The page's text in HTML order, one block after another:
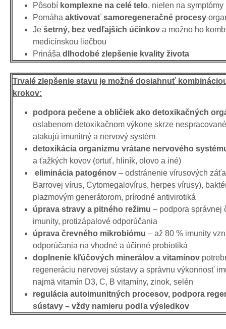
Pôsobí komplexne na celé telo, nielen na symptómy
Pomáha aktivovať samoregeneračné procesy
Je šetrný, bez vedľajších účinkov a možno ho
medicínskou liečbou
Prináša dlhodobé zlepšenie kvality života
Trvalé zlepšenie stavu je možné dosiahnuť
krokov:
podpora pečene a obličiek ako detoxikačných
oslabenom detoxikačnom výkone skrze
atakujú imunitný a nervový systém
detoxikácia organizmu vrátane nervového
a ťažkých kovov (ortuť, hliník, olovo a iné)
eliminácia patogénov – odstránenie vírusových
Barrovej vírus, Cytomegalovírus, herpes vírusy),
plazmovým generátorom, prírodné antivirotiká
úprava stravy a pitného režimu – podpora správnej
imunity, protizápalové odporúčania
úprava črevného mikrobiómu – až 80 % imunity
odporúčania na vhodné a účinné probiotiká
doplnenie kľúčových minerálov a vitamínov
regeneráciu nervovej sústavy a správnu výkonnosť
najmä vitamín D3, C, B vitamíny, zinok, selén
regulácia autoimunitných procesov, podpora
sústavy – vždy namieru podľa výsledkov